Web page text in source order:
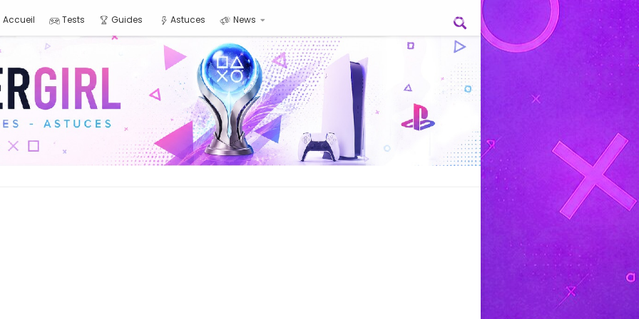
Accueil Tests Guides Astuces News